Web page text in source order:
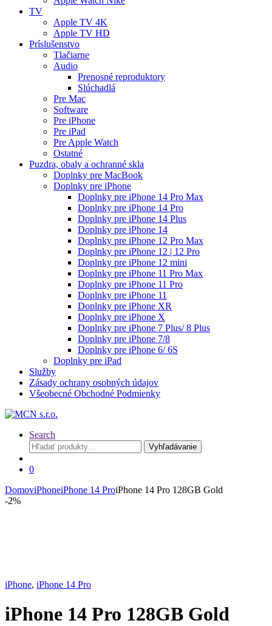
TV
Apple TV 4K
Apple TV HD
Príslušenstvo
Tlačiarne
Audio
Prenosné reproduktory
Slúchadlá
Pre Mac
Software
Pre iPhone
Pre iPad
Pre Apple Watch
Ostatné
Puzdra, obaly a ochranné skla
Doplnky pre MacBook
Doplnky pre iPhone
Doplnky pre iPhone 14 Pro Max
Doplnky pre iPhone 14 Pro
Doplnky pre iPhone 14 Plus
Doplnky pre iPhone 14
Doplnky pre iPhone 12 Pro Max
Doplnky pre iPhone 12 | 12 Pro
Doplnky pre iPhone 12 mini
Doplnky pre iPhone 11 Pro Max
Doplnky pre iPhone 11 Pro
Doplnky pre iPhone 11
Doplnky pre iPhone XR
Doplnky pre iPhone X
Doplnky pre iPhone 7 Plus/ 8 Plus
Doplnky pre iPhone 7/8
Doplnky pre iPhone 6/ 6S
Doplnky pre iPad
Služby
Zásady ochrany osobných údajov
Všeobecné Obchodné Podmienky
Search
Hľadať:
Vyhľadávanie
0
DomoviPhoneiPhone 14 ProiPhone 14 Pro 128GB Gold
-2%
iPhone, iPhone 14 Pro
iPhone 14 Pro 128GB Gold